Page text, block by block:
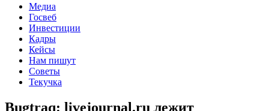
Медиа
Госвеб
Инвестиции
Кадры
Кейсы
Нам пишут
Советы
Текучка
Bugtraq: livejournal.ru лежит